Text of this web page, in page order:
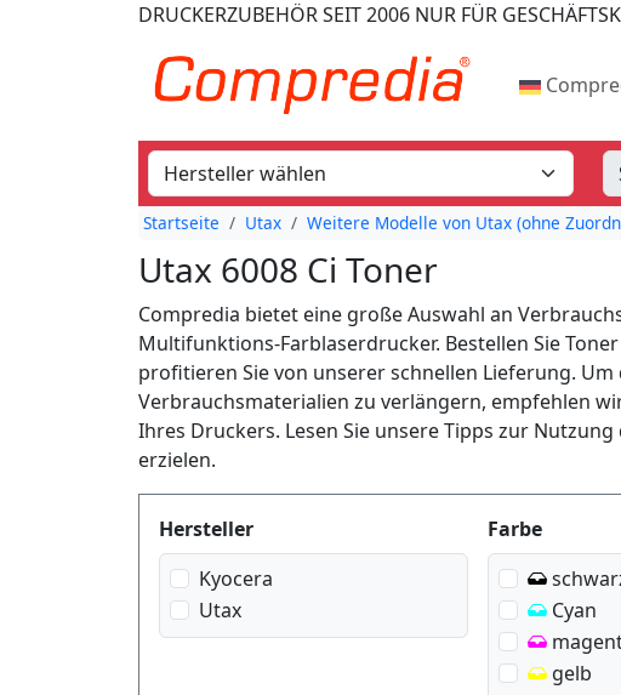
DRUCKERZUBEHÖRSEIT 2006 NUR FÜR
Startseite Utax Weitere Modelle von Utax (ohne
Utax 6008 Ci Toner
Compredia bietet eine große Auswahl an
Multifunktions-Farblaserdrucker. Bestellen Sie
profitieren Sie von unserer schnellen Lieferung.
Verbrauchsmaterialien zu verlängern, empfehlen
Ihres Druckers. Lesen Sie unsere Tipps zur
erzielen.
Produktfilter
Hersteller
Kyocera
Utax
Farbe
Cyan
gelb